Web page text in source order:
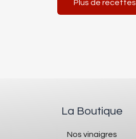
Plus de recettes
La Boutique
Nos vinaigres